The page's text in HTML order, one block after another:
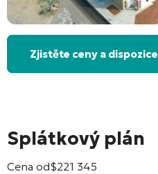
Zjistěte ceny a dispozice
Splátkový plán
Cena od$221 345